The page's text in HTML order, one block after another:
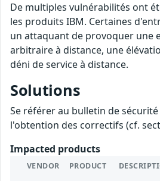
De multiples vulnérabilités ont
les produits IBM. Certaines
un attaquant de provoquer une
arbitraire à distance, une
déni de service à distance.
Solutions
Se référer au bulletin de
l'obtention des correctifs (cf.
Impacted products
VENDOR PRODUCT